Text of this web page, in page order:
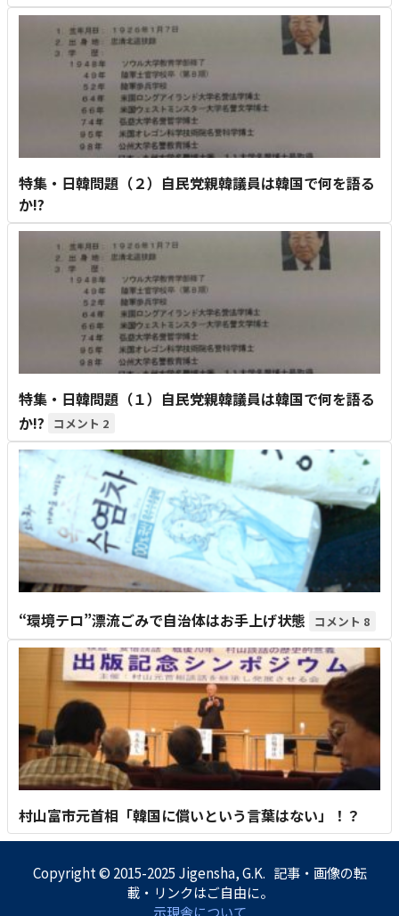
特集・日韓問題（２）自民党親韓議員は韓国で何を語る
か!?
特集・日韓問題（１）自民党親韓議員は韓国で何を語る
か!?
2
“環境テロ”漂流ごみで自治体はお手上げ状態 8
村山富市元首相「韓国に償いという言葉はない」！？
Copyright © 2015-2025 Jigensha, G.K. 記事・画像の転
載・リンクはご自由に。
示現舎について